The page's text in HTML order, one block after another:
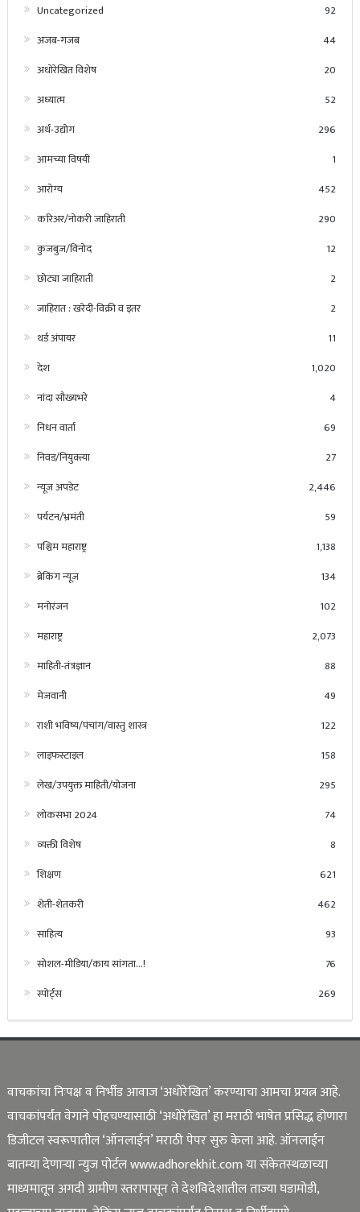
Uncategorized
92
अजब-गजब
44
अधोरेखित विशेष
20
अध्यात्म
52
अर्थ-उद्योग
296
आमच्या विषयी
1
आरोग्य
452
करिअर/नोकरी जाहिराती
290
कुजबुज/विनोद
12
छोट्या जाहिराती
2
जाहिरात : खरेदी-विक्री व इतर
2
थर्ड अंपायर
11
देश
1,020
नांदा सौख्यभरे
4
निधन वार्ता
69
निवड/नियुक्त्या
27
न्यूज अपडेट
2,446
पर्यटन/भ्रमंती
59
पश्चिम महाराष्ट्र
1,138
ब्रेकिंग न्यूज
134
मनोरंजन
102
महाराष्ट्र
2,073
माहिती-तंत्रज्ञान
88
मेजवानी
49
राशी भविष्य/पंचांग/वास्तु शास्त्र
122
लाइफस्टाइल
158
लेख/उपयुक्त माहिती/योजना
295
लोकसभा 2024
74
व्यक्ती विशेष
8
शिक्षण
621
शेती-शेतकरी
462
साहित्य
93
सोशल-मीडिया/काय सांगता…!
76
स्पोर्ट्स
269
वाचकांचा निःपक्ष व निर्भीड आवाज ‘अधोरेखित’ करण्याचा आमचा प्रयत्न आहे.
वाचकांपर्यंत वेगाने पोहचण्यासाठी ‘अधोरेखित’ हा मराठी भाषेत प्रसिद्ध होणारा
डिजीटल स्वरूपातील ‘ऑनलाईन’ मराठी पेपर सुरु केला आहे. ऑनलाईन
बातम्या देणाऱ्या न्युज पोर्टल www.adhorekhit.com या संकेतस्थळाच्या
माध्यमातून अगदी ग्रामीण स्तरापासून ते देशविदेशातील ताज्या घडामोडी,